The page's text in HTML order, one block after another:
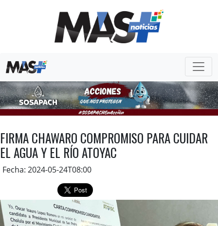
FIRMA CHAWARO COMPROMISO PARA CUIDAR
EL AGUA Y EL RÍO ATOYAC
Fecha: 2024-05-24T08:00